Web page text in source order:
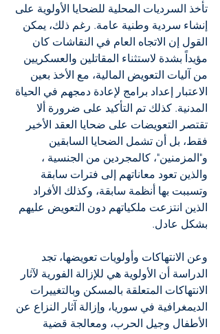
تأخذ السرديات المحلية للضحايا الأولوية على
إنشاء سردية وطنية عامة. رغم ذلك، يمكن
القول إن الاتجاه العام في النقاشات كان
مؤيداً بشدة لاستثناء المقاتلين والعسكريين
من آليات التعويض المالية، مع الأخذ بعين
الاعتبار إعداد برامج لإعادة دمجهم في الحياة
المدنية. كذلك تم التأكيد على ضرورة ألا
تقتصر التعويضات على ضحايا العقد الأخير
فقط، بل أن تشمل الضحايا السابقين
و"المزمنين"، كالمجردين من الجنسية ،
والذين تعود معاناتهم إلى فترات سابقة
وتسببت بها أنظمة سابقة، وكذلك الأفراد
الذين انتزعت ملكياتهم دون التعويض عليهم
بشكل عادل.
وعن الانتهاكات وأولويات تعويضها، تجد
الدراسة أن الأولوية هي للإزالة الفورية لآثار
الانتهاكات المتعلقة بالمسكن وبالتغييرات
الديمغرافية في سوريا، وإزالة آثار النزاع عن
الأطفال وجيل الحرب، ومعالجة قضية